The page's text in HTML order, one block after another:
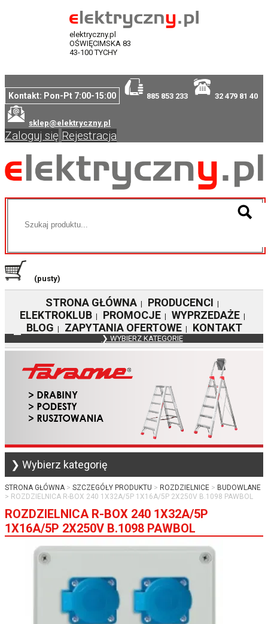
elektryczny.pl
OŚWIĘCIMSKA 83
43-100 TYCHY
Kontakt: Pon-Pt 7:00-15:00 885 853 233 32 479 81 40
sklep@elektryczny.pl
Zaloguj się Rejestracja
(pusty)
STRONA GŁÓWNA PRODUCENCI
ELEKTROKLUB| PROMOCJE| WYPRZEDAŻE|
BLOG ZAPYTANIA OFERTOWE| KONTAKT
❯ WYBIERZ KATEGORIE
❯ Wybierz kategorię
STRONA GŁÓWNA SZCZEGÓŁY PRODUKTU ROZDZIELNICE
BUDOWLANE
ROZDZIELNICA R-BOX 240 1X32A/5P 1X16A/5P 2X250V B.1098 PAWBOL
ROZDZIELNICA R-BOX 240 1X32A/5P
1X16A/5P 2X250V B.1098 PAWBOL